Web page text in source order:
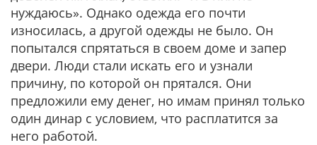
нуждаюсь». Однако одежда его почти
износилась, а другой одежды не было. Он
попытался спрятаться в своем доме и запер
двери. Люди стали искать его и узнали
причину, по которой он прятался. Они
предложили ему денег, но имам принял только
один динар с условием, что расплатится за
него работой.